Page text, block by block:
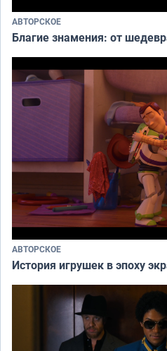
АВТОРСКОЕ
Благие знамения: от
АВТОРСКОЕ
История игрушек в эпоху